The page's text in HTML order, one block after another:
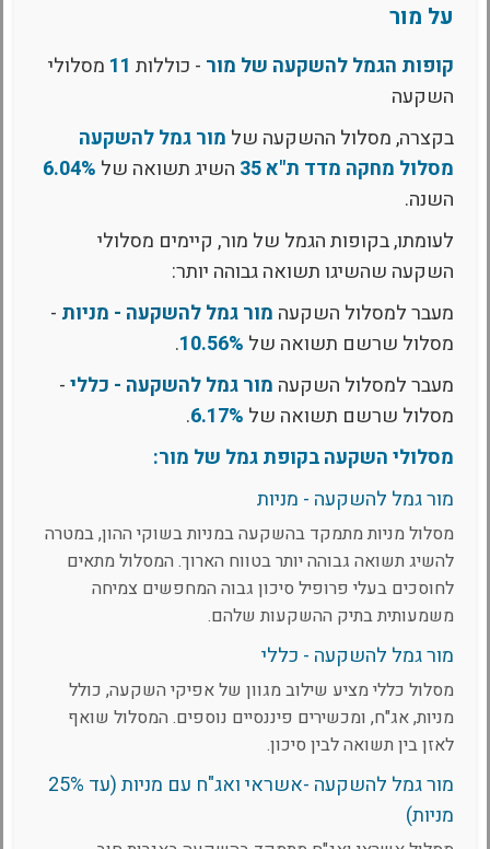
על מור
קופות הגמל להשקעה של מור - כוללות 11 מסלולי
השקעה
בקצרה, מסלול ההשקעה של מור גמל להשקעה
מסלול מחקה מדד ת"א 35
השיג תשואה של 6.04%
השנה.
לעומתו, בקופות הגמל של מור, קיימים מסלולי
השקעה שהשיגו תשואה גבוהה יותר:
מעבר למסלול השקעה מור גמל להשקעה - מניות -
מסלול שרשם תשואה של 10.56%
.
מעבר למסלול השקעה מור גמל להשקעה - כללי-
מסלול שרשם תשואה של 6.17%
.
מסלולי השקעה בקופת גמל של מור:
מור גמל להשקעה - מניות
מסלול מניות מתמקד בהשקעה במניות בשוקי ההון, במטרה
להשיג תשואה גבוהה יותר בטווח הארוך. המסלול מתאים
לחוסכים בעלי פרופיל סיכון גבוה המחפשים צמיחה
משמעותית בתיק ההשקעות שלהם.
מור גמל להשקעה - כללי
מסלול כללי מציע שילוב מגוון של אפיקי השקעה, כולל
מניות, אג"ח, ומכשירים פיננסיים נוספים. המסלול שואף
לאזן בין תשואה לבין סיכון.
מור גמל להשקעה -אשראי ואג"ח עם מניות (עד 25%
מניות)